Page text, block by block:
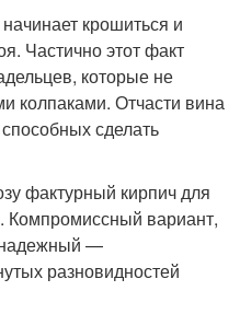
крошиться и
Частично этот факт
которые не
колпаками. Отчасти вина
сделать
фактурный кирпич для
Компромиссный вариант,
надежный —
разновидностей